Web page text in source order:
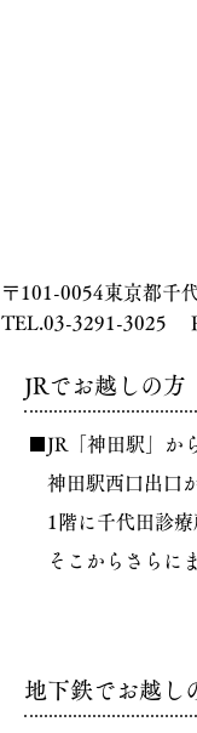
〒101-0054東京都千
TEL.03-3291-3025
​JRでお越しの方
■JR「神田駅」か
神田駅西口出口
1階に千代田診療
そこからさらに
地下鉄でお越し